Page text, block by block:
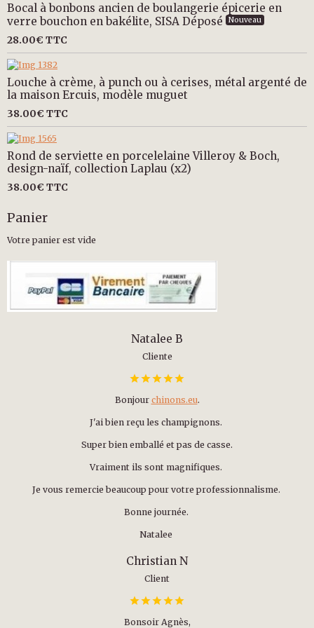
Bocal à bonbons ancien de boulangerie épicerie en
verre bouchon en bakélite, SISA Déposé
Nouveau
28.00€ TTC
Louche à crème, à punch ou à cerises, métal argenté de
la maison Ercuis, modèle muguet
38.00€ TTC
Rond de serviette en porcelelaine Villeroy & Boch,
design-naïf, collection Laplau (x2)
38.00€ TTC
Panier
Votre panier est vide
Natalee B
Cliente
Bonjour chinons.eu.
J'ai bien reçu les champignons.
Super bien emballé et pas de casse.
Vraiment ils sont magnifiques.
Je vous remercie beaucoup pour votre professionnalisme.
Bonne journée.
Natalee
Christian N
Client
Bonsoir Agnès,